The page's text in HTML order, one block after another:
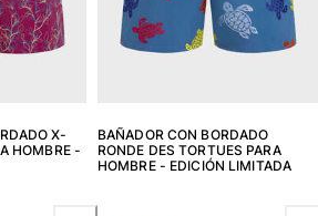
X-
HOMBRE -
BAÑADOR CON BORDADO
RONDE DES TORTUES PARA
HOMBRE - EDICIÓN LIMITADA